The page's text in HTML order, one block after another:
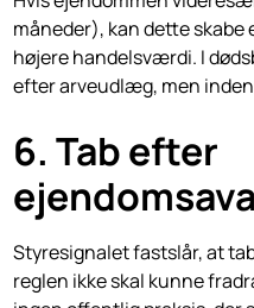
måneder), kan dette
højere handelsværdi. I
efter arveudlæg, men
6. Tab efter
Styresignalet fastslår, at
reglen ikke skal kunne